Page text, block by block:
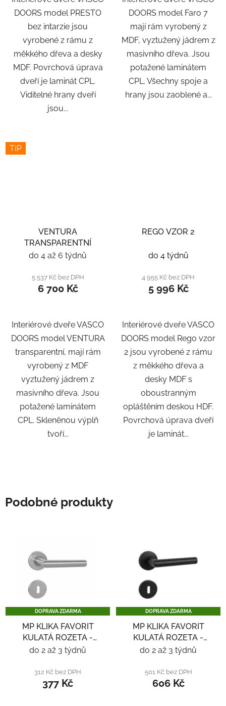
DOORS model PRESTO
bez intarzie jsou
vyrobené z rámu z
měkkého dřeva a desky
MDF. Povrchová úprava
dveří je laminát CPL.
Viditelné hrany dveří
jsou...
DOORS model Faro 7
mají rám vyrobený z
MDF, vyztužený jádrem z
masivního dřeva. Jsou
potažené laminátem
CPL. Všechny spoje a
hrany jsou zaoblené a...
TIP
VENTURA
TRANSPARENTNÍ
do 4 až 6 týdnů
5 537 Kč bez DPH
6 700 Kč
Interiérové dveře VASCO
DOORS model VENTURA
transparentní, mají rám
vyrobený z MDF
vyztužený jádrem z
masivního dřeva. Jsou
potažené laminátem
CPL. Skleněnou výplň
tvoří...
REGO VZOR 2
do 4 týdnů
4 955 Kč bez DPH
5 996 Kč
Interiérové dveře VASCO
DOORS model Rego vzor
2 jsou vyrobené z rámu
z měkkého dřeva a
desky MDF s
oboustranným
opláštěním deskou HDF.
Povrchová úprava dveří
je laminát...
Podobné produkty
DOPRAVA ZDARMA
MP KLIKA FAVORIT
KULATÁ ROZETA -
NEREZ
do 2 až 3 týdnů
312 Kč bez DPH
377 Kč
DOPRAVA ZDARMA
MP KLIKA FAVORIT
KULATÁ ROZETA -
ČERNÁ
do 2 až 3 týdnů
501 Kč bez DPH
606 Kč